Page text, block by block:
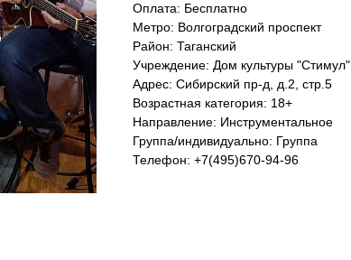
Оплата: Бесплатно
Метро: Волгоградский проспект
Район: Таганский
Учреждение: Дом культуры "Стимул"
Адрес: Сибирский пр-д, д.2, стр.5
Возрастная категория: 18+
Направление: Инструментальное
Группа/индивидуально: Группа
Телефон: +7(495)670-94-96